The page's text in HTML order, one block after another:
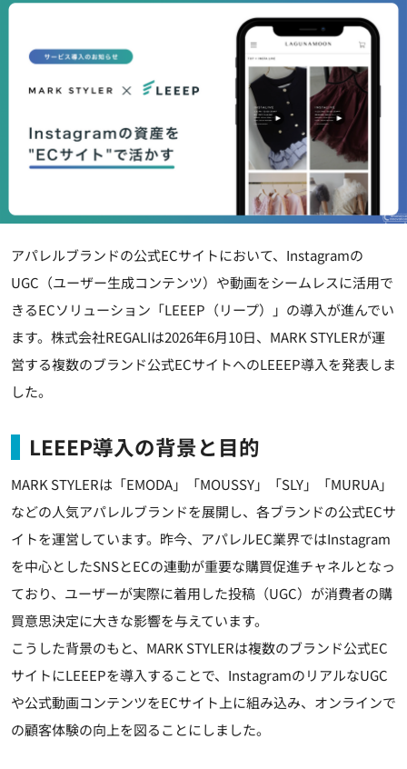
アパレルブランドの公式ECサイトにおいて、Instagramの
UGC（ユーザー生成コンテンツ）や動画をシームレスに活用で
きるECソリューション「LEEEP（リープ）」の導入が進んでい
ます。株式会社REGALIは2026年6月10日、MARK STYLERが運
営する複数のブランド公式ECサイトへのLEEEP導入を発表しま
した。
LEEEP導入の背景と目的
MARK STYLERは「EMODA」「MOUSSY」「SLY」「MURUA」
などの人気アパレルブランドを展開し、各ブランドの公式ECサ
イトを運営しています。昨今、アパレルEC業界ではInstagram
を中心としたSNSとECの連動が重要な購買促進チャネルとなっ
ており、ユーザーが実際に着用した投稿（UGC）が消費者の購
買意思決定に大きな影響を与えています。
こうした背景のもと、MARK STYLERは複数のブランド公式EC
サイトにLEEEPを導入することで、InstagramのリアルなUGC
や公式動画コンテンツをECサイト上に組み込み、オンラインで
の顧客体験の向上を図ることにしました。